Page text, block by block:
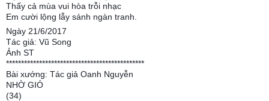
Thấy cả mùa vui hòa trỗi nhạc
Em cười lộng lẫy sánh ngàn tranh.
Ngày 21/6/2017
Tác giả: Vũ Song
Ảnh ST
**********************************************
Bài xướng: Tác giả Oanh Nguyễn
NHỜ GIÓ
(34)